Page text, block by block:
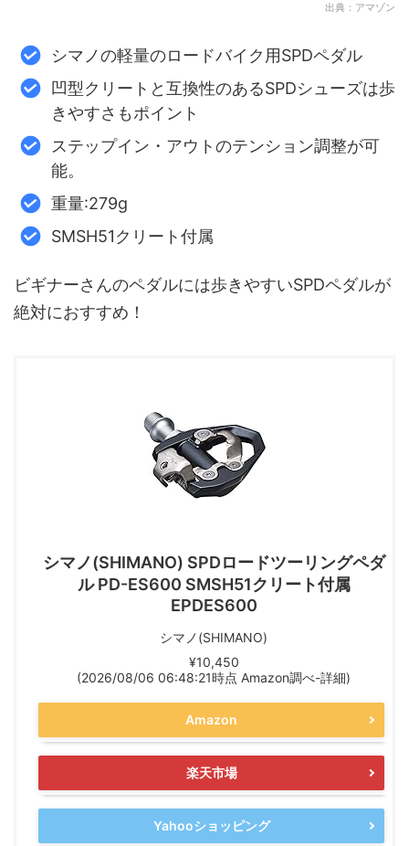
出典：アマゾン
シマノの軽量のロードバイク用SPDペダル
凹型クリートと互換性のあるSPDシューズは歩
きやすさもポイント
ステップイン・アウトのテンション調整が可
能。
重量:279g
SMSH51クリート付属
ビギナーさんのペダルには歩きやすいSPDペダルが
絶対におすすめ！
シマノ(SHIMANO) SPDロードツーリングペダ
ル PD-ES600 SMSH51クリート付属
EPDES600
シマノ(SHIMANO)
¥10,450
(2026/08/06 06:48:21時点 Amazon調べ-詳細)
Amazon
楽天市場
Yahooショッピング